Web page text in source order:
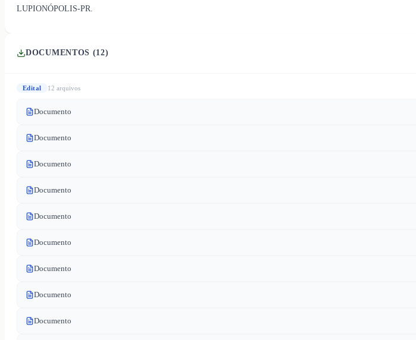
LUPIONÓPOLIS-PR.
DOCUMENTOS (12)
Edital 12 arquivos
Documento
Documento
Documento
Documento
Documento
Documento
Documento
Documento
Documento